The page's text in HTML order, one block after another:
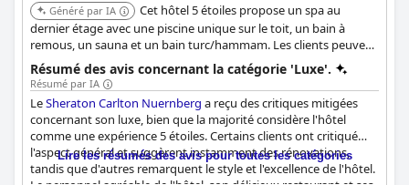
Généré par IA
Cet hôtel 5 étoiles propose un spa au
dernier étage avec une piscine unique sur le toit, un bain à
remous, un sauna et un bain turc/hammam. Les clients peuvent
profiter de massages, de soins corporels et de soins du visage. Il
dispose d'un restaurant gastronomique, Tafelhof, et de
chambres spacieuses et élégamment aménagées, offrant une
expérience haut de gamme complète.
Résumé des avis concernant la catégorie 'Luxe'.
Résumé par IA
LeSheraton Carlton Nuernberg a reçu des critiques mitigées
concernant son luxe, bien que la majorité considère l'hôtel
comme une expérience 5 étoiles. Certains clients ont critiqué
l'aspect général et suggèrent instamment des rénovations,
tandis que d'autres remarquent le style et l'excellence de l'hôtel.
Lire les résumés des avis pour toutes les catégories